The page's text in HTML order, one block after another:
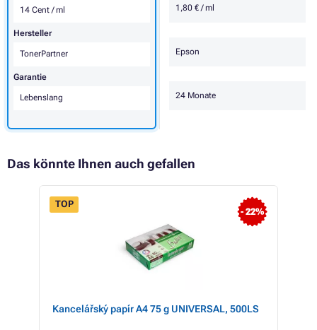
1,80 € / ml
Epson
24 Monate
14 Cent / ml
Hersteller
TonerPartner
Garantie
Lebenslang
Das könnte Ihnen auch gefallen
- 22%
TOP
Kancelářský papír A4 75 g UNIVERSAL, 500LS